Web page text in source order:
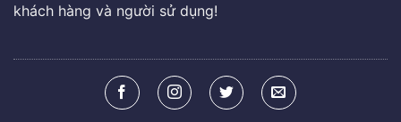
khách hàng và người sử dụng!